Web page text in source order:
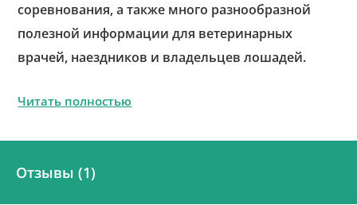
соревнования, а также много разнообразной
полезной информации для ветеринарных
врачей, наездников и владельцев лошадей.
Читать полностью
Отзывы (1)